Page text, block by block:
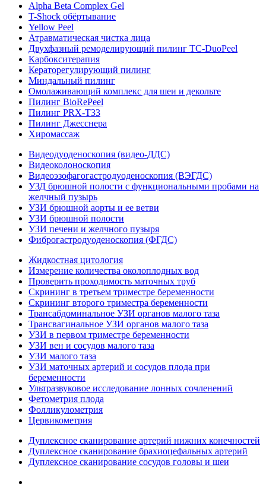
Alpha Beta Complex Gel
T-Shock обёртывание
Yellow Peel
Атравматическая чистка лица
Двухфазный ремоделирующий пилинг TC-DuoPeel
Карбокситерапия
Кераторегулирующий пилинг
Миндальный пилинг
Омолаживающий комплекс для шеи и декольте
Пилинг BioRePeel
Пилинг PRX-T33
Пилинг Джесснера
Хиромассаж
Видеодуоденоскопия (видео-ДДС)
Видеоколоноскопия
Видеоэзофагогастродуоденоскопия (ВЭГДС)
УЗД брюшной полости с функциональными пробами на
желчный пузырь
УЗИ брюшной аорты и ее ветви
УЗИ брюшной полости
УЗИ печени и желчного пузыря
Фиброгастродуоденоскопия (ФГДС)
Жидкостная цитология
Измерение количества околоплодных вод
Проверить проходимость маточных труб
Скрининг в третьем триместре беременности
Скрининг второго триместра беременности
Трансабдоминальное УЗИ органов малого таза
Трансвагинальное УЗИ органов малого таза
УЗИ в первом триместре беременности
УЗИ вен и сосудов малого таза
УЗИ малого таза
УЗИ маточных артерий и сосудов плода при
беременности
Ультразвуковое исследование лонных сочленений
Фетометрия плода
Фолликулометрия
Цервикометрия
Дуплексное сканирование артерий нижних конечностей
Дуплексное сканирование брахиоцефальных артерий
Дуплексное сканирование сосудов головы и шеи